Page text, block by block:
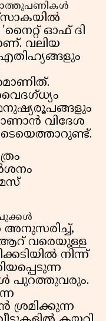
ഓഫ് ദി
വലിയ
മനുഷ്യരൂപങ്ങളും
വിദേശ
അനുസരിച്ച്,
വരെയുള്ള
നിന്ന്
പുറത്തുവരും.
ശ്രമിക്കുന്ന